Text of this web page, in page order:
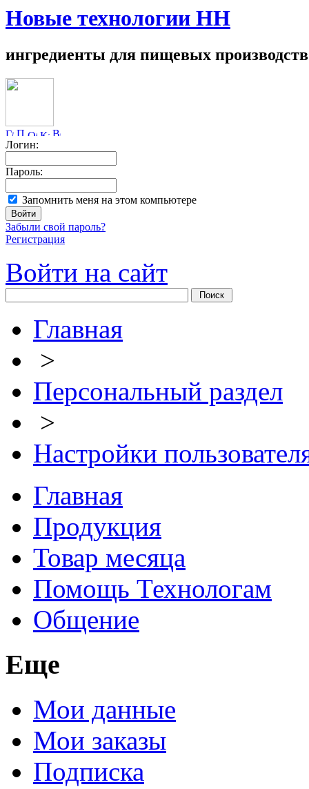
Новые технологии НН
ингредиенты для пищевых производств
Логин:
Пароль:
Запомнить меня на этом компьютере
Забыли свой пароль?
Регистрация
Войти на сайт
Главная
>
Персональный раздел
>
Настройки
Главная
Продукция
Товар месяца
Помощь Технологам
Общение
Еще
Мои данные
Мои заказы
Подписка